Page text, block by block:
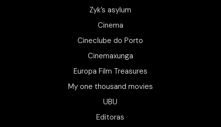
Zyk’s asylum
Cinema
Cineclube do Porto
Cinemaxunga
Europa Film Treasures
My one thousand movies
UBU
Editoras